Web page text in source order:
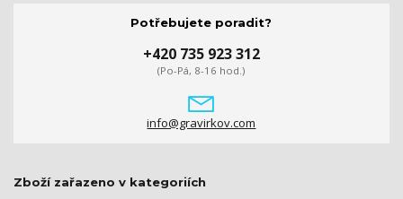
Potřebujete poradit?
+420 735 923 312
(Po-Pá, 8-16 hod.)
info@gravirkov.com
Zboží zařazeno v kategoriích